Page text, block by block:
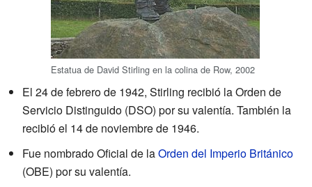
Estatua de David Stirling en la colina de Row, 2002
El 24 de febrero de 1942, Stirling recibió la Orden de
Servicio Distinguido (DSO) por su valentía. También la
recibió el 14 de noviembre de 1946.
Fue nombrado Oficial de laOrden del Imperio Británico
(OBE) por su valentía.